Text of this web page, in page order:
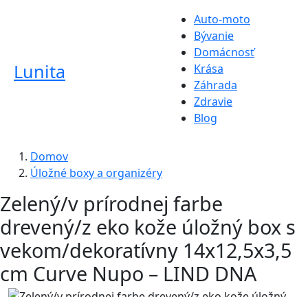
Lunita
Auto-moto
Bývanie
Domácnosť
Krása
Záhrada
Zdravie
Blog
Domov
Úložné boxy a organizéry
Zelený/v prírodnej farbe
drevený/z eko kože úložný box s
vekom/dekoratívny 14x12,5x3,5
cm Curve Nupo – LIND DNA